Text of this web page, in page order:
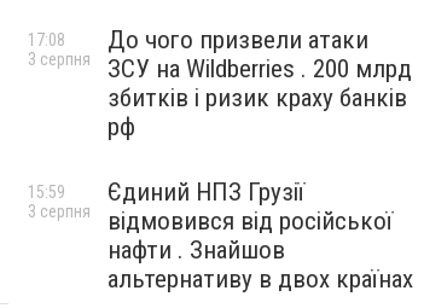
До чого призвели атаки
ЗСУ на Wildberries . 200 млрд
збитків і ризик краху банків
рф
17:08
3 серпня
Єдиний НПЗ Грузії
відмовився від російської
нафти . Знайшов
альтернативу в двох країнах
15:59
3 серпня